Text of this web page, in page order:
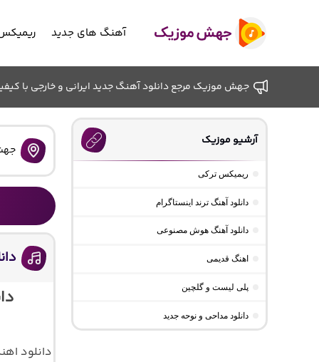
آهنگ های جدید
جهش موزیک مرجع دانلود آهنگ جدید ایرانی و خارجی با
دانلود
آرشیو موزیک
ریمیکس ترکی
دانلود آهنگ ترند اینستاگرام
دانلود آهنگ هوش مصنوعی
اهنگ قدیمی
پلی لیست و گلچین
دانلود مداحی و نوحه جدید